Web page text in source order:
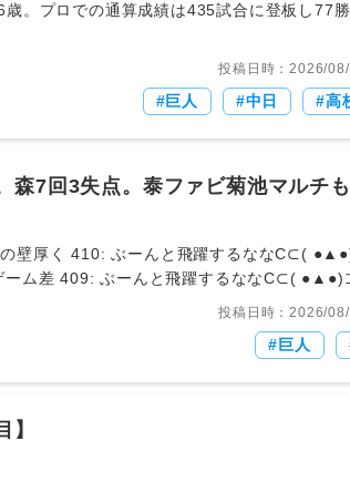
※#巨人 #giants🐗🧡#
二軍)#だったらDAZN https://t.co/
。プロでの通算成績は435試合に登板し77勝
投稿日時：2026/
巨人 中日 高
森7回3失点。泰ファビ菊池マルチ
なC⊂( ●▲●)⊃
投稿日時：2026/
巨人
】